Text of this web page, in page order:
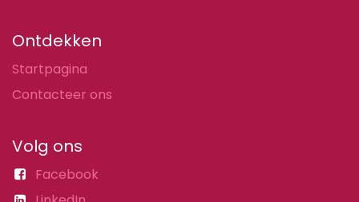
Ontdekken
Startpagina
Contacteer ons
Volg ons
Facebook